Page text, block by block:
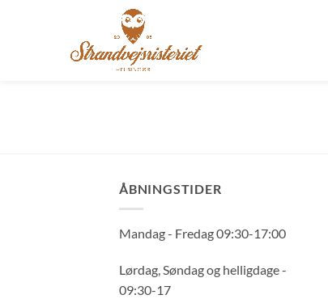
ÅBNINGSTIDER
Mandag - Fredag 09:30-17:00
Lørdag, Søndag og helligdage -
09:30-17